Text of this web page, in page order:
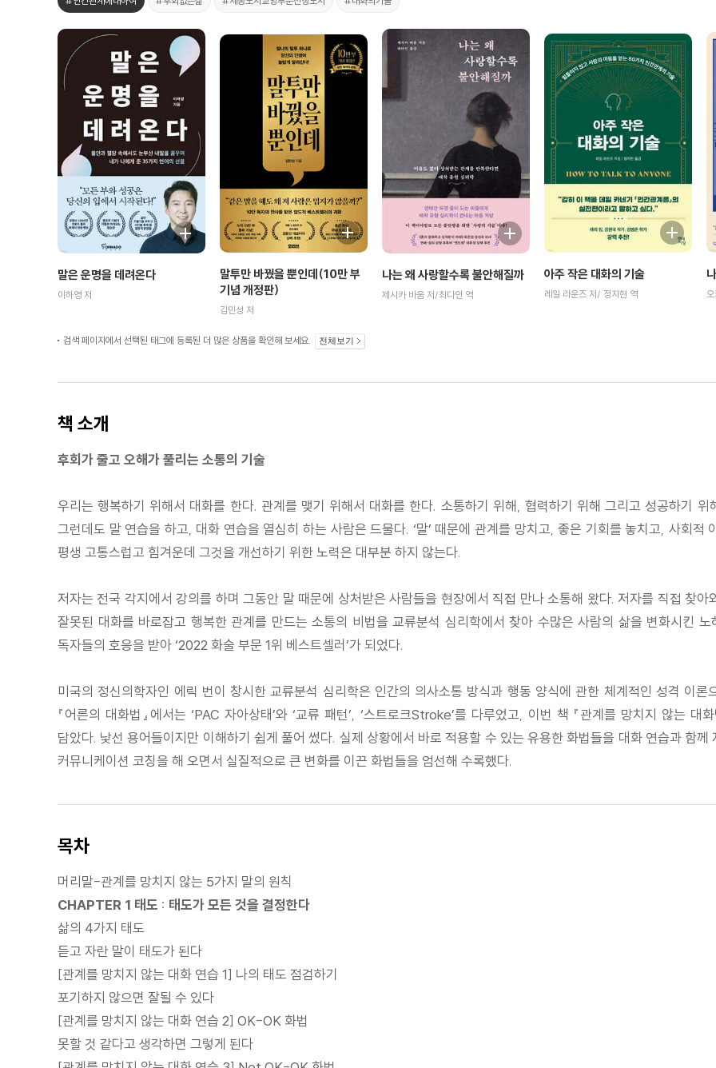
말은 운명을 데려온다
이하영 저
말투만 바꿨을 뿐인데(10만 부
기념 개정판)
김민성 저
나는 왜 사랑할수록 불안해질까
제시카 바움 저/최다인 역
아주 작은 대화의 기술
레일 라운즈 저/ 정지현 역
검색 페이지에서 선택된 태그에 등록된 더 많은 상품을 확인해 보세요. 전체보기
책 소개
후회가 줄고 오해가 풀리는 소통의 기술
우리는 행복하기 위해서 대화를 한다. 관계를 맺기 위해서 대화를 한다. 소통하기 위해, 협력하기 위해 그리고 성공하기
그런데도 말 연습을 하고, 대화 연습을 열심히 하는 사람은 드물다. ‘말’ 때문에 관계를 망치고, 좋은 기회를 놓치고, 사회
평생 고통스럽고 힘겨운데 그것을 개선하기 위한 노력은 대부분 하지 않는다.
저자는 전국 각지에서 강의를 하며 그동안 말 때문에 상처받은 사람들을 현장에서 직접 만나 소통해 왔다. 저자를 직접 찾
잘못된 대화를 바로잡고 행복한 관계를 만드는 소통의 비법을 교류분석 심리학에서 찾아 수많은 사람의 삶을 변화시킨 노
독자들의 호응을 받아 ‘2022 화술 부문 1위 베스트셀러’가 되었다.
미국의 정신의학자인 에릭 번이 창시한 교류분석 심리학은 인간의 의사소통 방식과 행동 양식에 관한 체계적인 성격 이
『어른의 대화법』에서는 ‘PAC 자아상태’와 ‘교류 패턴’, ‘스트로크Stroke’를 다루었고, 이번 책 『관계를 망치지 않는 대
담았다. 낯선 용어들이지만 이해하기 쉽게 풀어 썼다. 실제 상황에서 바로 적용할 수 있는 유용한 화법들을 대화 연습과 함
커뮤니케이션 코칭을 해 오면서 실질적으로 큰 변화를 이끈 화법들을 엄선해 수록했다.
목차
머리말-관계를 망치지 않는 5가지 말의 원칙
CHAPTER 1 태도 : 태도가 모든 것을 결정한다
삶의 4가지 태도
듣고 자란 말이 태도가 된다
[관계를 망치지 않는 대화 연습 1] 나의 태도 점검하기
포기하지 않으면 잘될 수 있다
[관계를 망치지 않는 대화 연습 2] OK-OK 화법
못할 것 같다고 생각하면 그렇게 된다